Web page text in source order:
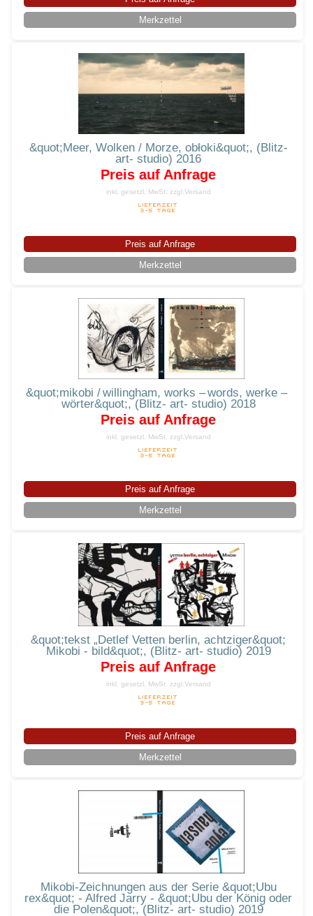
Merkzettel
&quot;Meer, Wolken / Morze, obłoki&quot;, (Blitz-
art- studio) 2016
Preis auf Anfrage
inkl. gesetzl. MwSt. zzgl.Versand
Preis auf Anfrage
Merkzettel
&quot;mikobi / willingham, works – words, werke –
wörter&quot;, (Blitz- art- studio) 2018
Preis auf Anfrage
inkl. gesetzl. MwSt. zzgl.Versand
Preis auf Anfrage
Merkzettel
&quot;tekst „Detlef Vetten berlin, achtziger&quot;
Mikobi - bild&quot;, (Blitz- art- studio) 2019
Preis auf Anfrage
inkl. gesetzl. MwSt. zzgl.Versand
Preis auf Anfrage
Merkzettel
Mikobi-Zeichnungen aus der Serie &quot;Ubu
rex&quot; - Alfred Jarry - &quot;Ubu der König oder
die Polen&quot;, (Blitz- art- studio) 2019